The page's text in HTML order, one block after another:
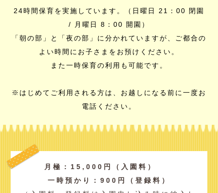
24時間保育を実施しています。（日曜日 21：00 閉園
/ 月曜日 8：00 開園）
「朝の部」と「夜の部」に分かれていますが、ご都合の
よい時間にお子さまをお預けください。
また一時保育の利用も可能です。
※はじめてご利用される方は、お越しになる前に一度お
電話ください。
月極：15,000円（入園料）
一時預かり：900円（登録料）